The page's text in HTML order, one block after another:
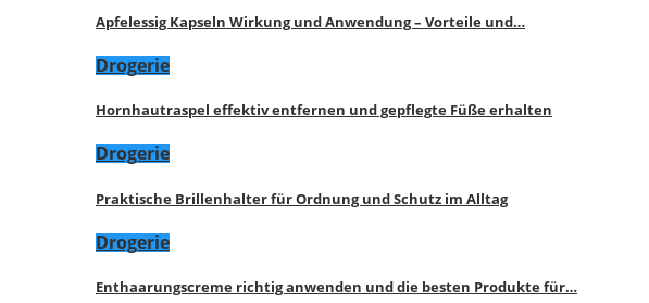
Apfelessig Kapseln Wirkung und Anwendung – Vorteile und…
Drogerie
Hornhautraspel effektiv entfernen und gepflegte Füße erhalten
Drogerie
Praktische Brillenhalter für Ordnung und Schutz im Alltag
Drogerie
Enthaarungscreme richtig anwenden und die besten Produkte für…